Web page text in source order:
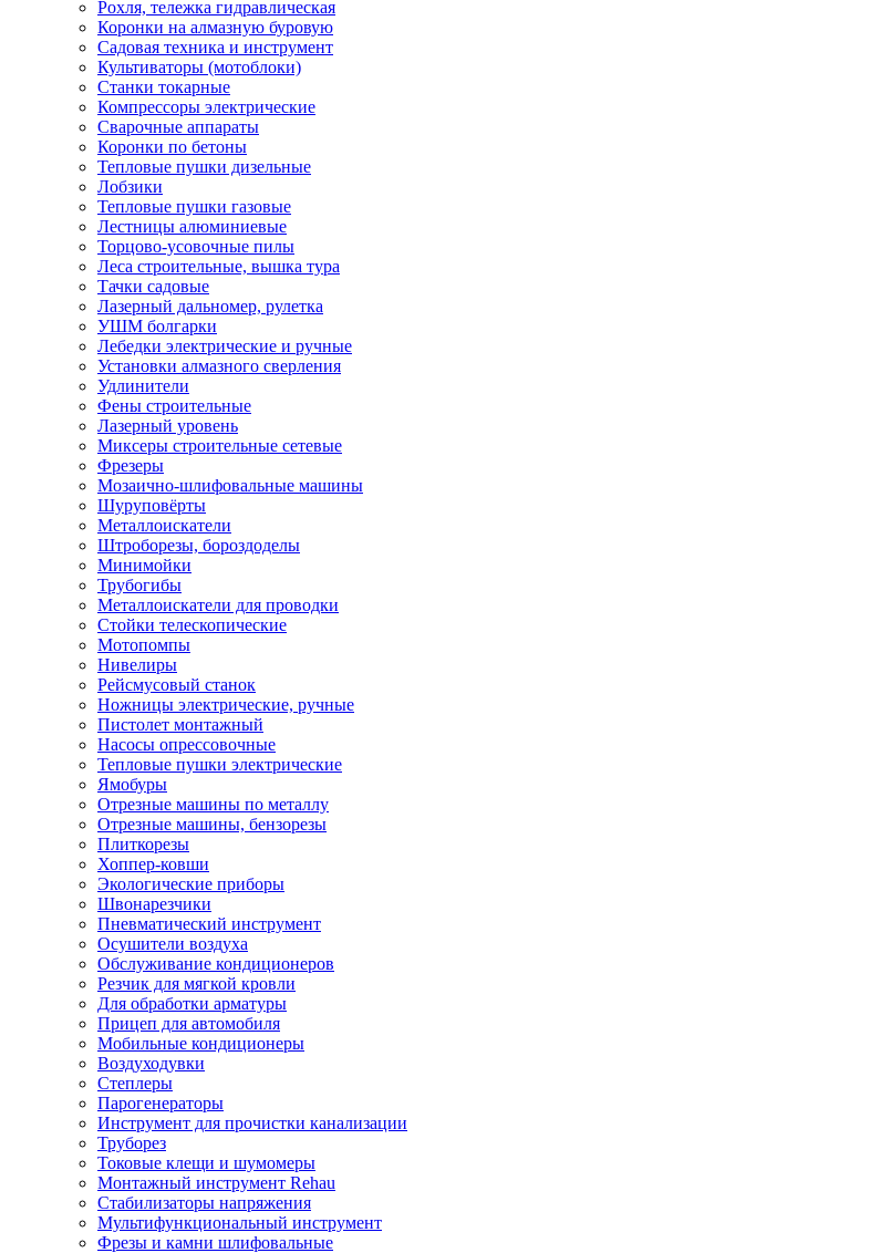
Рохля, тележка гидравлическая
Коронки на алмазную буровую
Садовая техника и инструмент
Культиваторы (мотоблоки)
Станки токарные
Компрессоры электрические
Сварочные аппараты
Коронки по бетоны
Тепловые пушки дизельные
Лобзики
Тепловые пушки газовые
Лестницы алюминиевые
Торцово-усовочные пилы
Леса строительные, вышка тура
Тачки садовые
Лазерный дальномер, рулетка
УШМ болгарки
Лебедки электрические и ручные
Установки алмазного сверления
Удлинители
Фены строительные
Лазерный уровень
Миксеры строительные сетевые
Фрезеры
Мозаично-шлифовальные машины
Шуруповёрты
Металлоискатели
Штроборезы, бороздоделы
Минимойки
Трубогибы
Металлоискатели для проводки
Стойки телескопические
Мотопомпы
Нивелиры
Рейсмусовый станок
Ножницы электрические, ручные
Пистолет монтажный
Насосы опрессовочные
Тепловые пушки электрические
Ямобуры
Отрезные машины по металлу
Отрезные машины, бензорезы
Плиткорезы
Хоппер-ковши
Экологические приборы
Швонарезчики
Пневматический инструмент
Осушители воздуха
Обслуживание кондиционеров
Резчик для мягкой кровли
Для обработки арматуры
Прицеп для автомобиля
Мобильные кондиционеры
Воздуходувки
Степлеры
Парогенераторы
Инструмент для прочистки канализации
Труборез
Токовые клещи и шумомеры
Монтажный инструмент Rehau
Стабилизаторы напряжения
Мультифункциональный инструмент
Фрезы и камни шлифовальные